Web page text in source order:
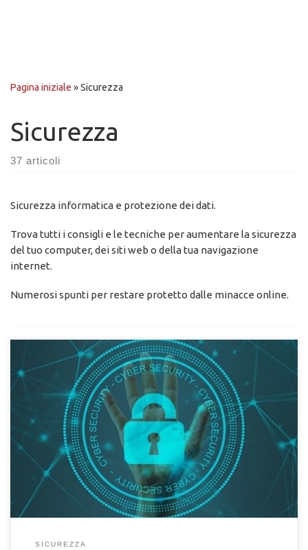
Pagina iniziale »Sicurezza
Sicurezza
37 articoli
Sicurezza informatica e protezione dei dati.
Trova tutti i consigli e le tecniche per aumentare la sicurezza
del tuo computer, dei siti web o della tua navigazione
internet.
Numerosi spunti per restare protetto dalle minacce online.
Guida sulla cybersecurity. Sei pronto a proteggere il tuo
computer dalle minacce informatiche? Scopri tutto sulla
cybersecurity
SICUREZZA